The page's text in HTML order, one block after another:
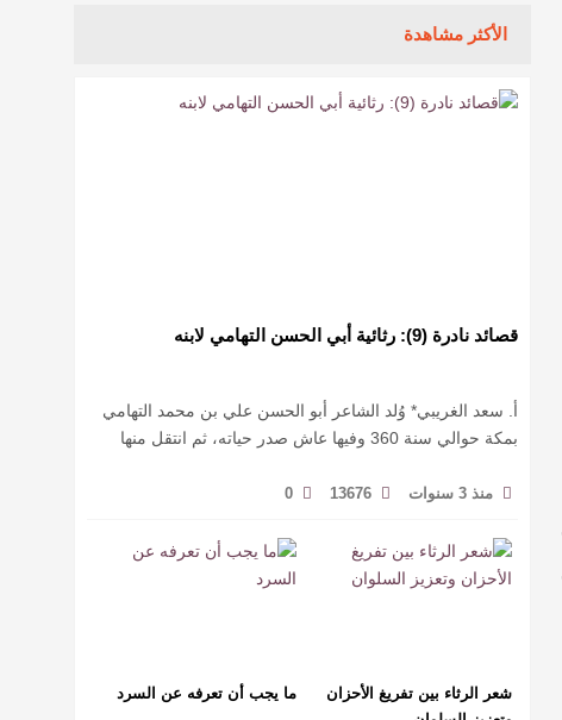
الأكثر مشاهدة
قصائد نادرة (9): رثائية أبي الحسن التهامي لابنه
أ. سعد الغريبي* وُلد الشاعر أبو الحسن علي بن محمد التهامي
بمكة حوالي سنة 360 وفيها عاش صدر حياته، ثم انتقل منها
منذ 3 سنوات 13676
0
شعر الرثاء بين تفريغ الأحزان
ما يجب أن تعرفه عن السرد